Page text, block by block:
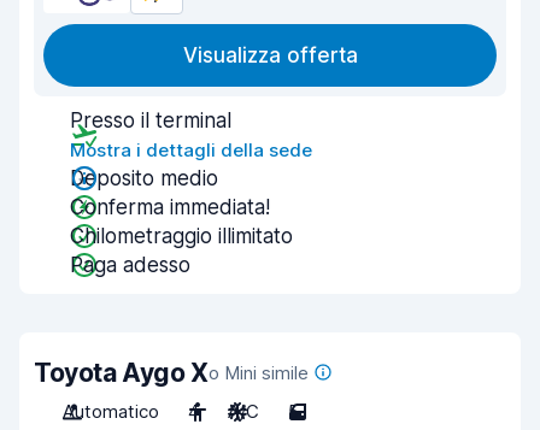
Visualizza offerta
Presso il terminal
Mostra i dettagli della sede
Deposito medio
Conferma immediata!
Chilometraggio illimitato
Paga adesso
Toyota Aygo Xo Mini simile
Automatico
4 A/C 5